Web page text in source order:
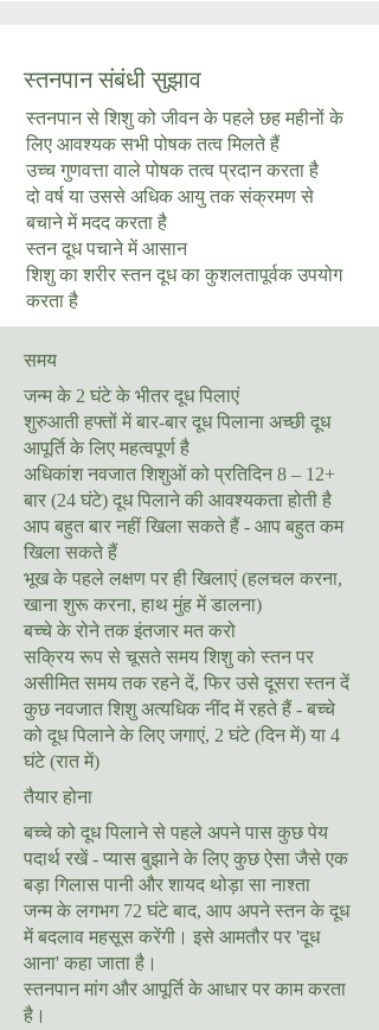
स्तनपान संबंधी सुझाव
स्तनपान से शिशु को जीवन के पहले छह महीनों के
लिए आवश्यक सभी पोषक तत्व मिलते हैं
उच्च गुणवत्ता वाले पोषक तत्व प्रदान करता है
दो वर्ष या उससे अधिक आयु तक संक्रमण से
बचाने में मदद करता है
स्तन दूध पचाने में आसान
शिशु का शरीर स्तन दूध का कुशलतापूर्वक उपयोग
करता है
समय
जन्म के 2 घंटे के भीतर दूध पिलाएं
शुरुआती हफ्तों में बार-बार दूध पिलाना अच्छी दूध
आपूर्ति के लिए महत्वपूर्ण है
अधिकांश नवजात शिशुओं को प्रतिदिन 8 – 12+
बार (24 घंटे) दूध पिलाने की आवश्यकता होती है
आप बहुत बार नहीं खिला सकते हैं - आप बहुत कम
खिला सकते हैं
भूख के पहले लक्षण पर ही खिलाएं (हलचल करना,
खाना शुरू करना, हाथ मुंह में डालना)
बच्चे के रोने तक इंतजार मत करो
सक्रिय रूप से चूसते समय शिशु को स्तन पर
असीमित समय तक रहने दें, फिर उसे दूसरा स्तन दें
कुछ नवजात शिशु अत्यधिक नींद में रहते हैं - बच्चे
को दूध पिलाने के लिए जगाएं, 2 घंटे (दिन में) या 4
घंटे (रात में)
तैयार होना
बच्चे को दूध पिलाने से पहले अपने पास कुछ पेय
पदार्थ रखें - प्यास बुझाने के लिए कुछ ऐसा जैसे एक
बड़ा गिलास पानी और शायद थोड़ा सा नाश्ता
जन्म के लगभग 72 घंटे बाद, आप अपने स्तन के दूध
में बदलाव महसूस करेंगी। इसे आमतौर पर 'दूध
आना' कहा जाता है।
स्तनपान मांग और आपूर्ति के आधार पर काम करता
है।